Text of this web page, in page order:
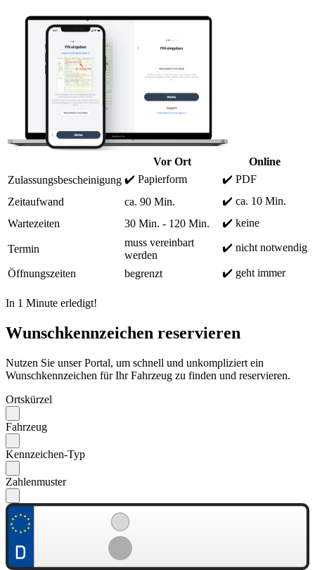
Vor Ort
Online
Zulassungsbescheinigung ✔️ Papierform
✔️ PDF
Zeitaufwand
ca. 90 Min.
✔️ ca. 10 Min.
Wartezeiten
30 Min. - 120 Min. ✔️ keine
Termin
muss vereinbart
werden
✔️ nicht notwendig
Öffnungszeiten begrenzt ✔️ geht immer
In 1 Minute erledigt!
Wunschkennzeichen reservieren
Nutzen Sie unser Portal, um schnell und unkompliziert ein
Wunschkennzeichen für Ihr Fahrzeug zu finden und reservieren.
Ortskürzel
Fahrzeug
Kennzeichen-Typ
Zahlenmuster